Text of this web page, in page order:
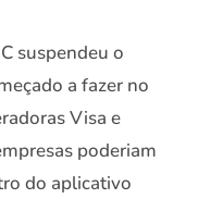
suspendeu o
a fazer no
Visa e
poderiam
do aplicativo